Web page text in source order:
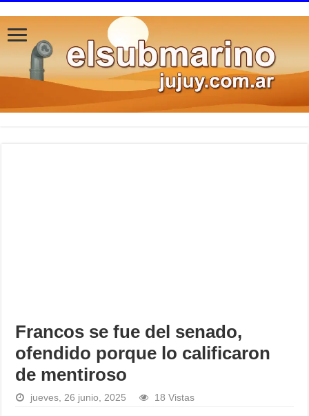
Francos se fue del senado,
ofendido porque lo calificaron
de mentiroso
jueves, 26 junio, 2025 18 Vistas